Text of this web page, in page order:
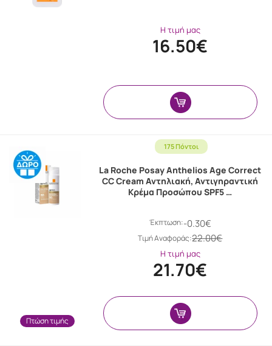
Η τιμή μας
16.50€
175 Πόντοι
Πτώση τιμής
La Roche Posay Anthelios Age Correct
CC Cream Αντηλιακή, Αντιγηραντική
Κρέμα Προσώπου SPF5 …
Έκπτωση:-0.30€
Tιμή Αναφοράς:22.00€
Η τιμή μας
21.70€